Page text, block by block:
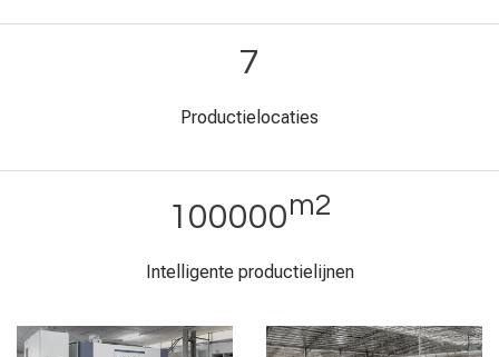
7
Productielocaties
100000m2
Intelligente productielijnen